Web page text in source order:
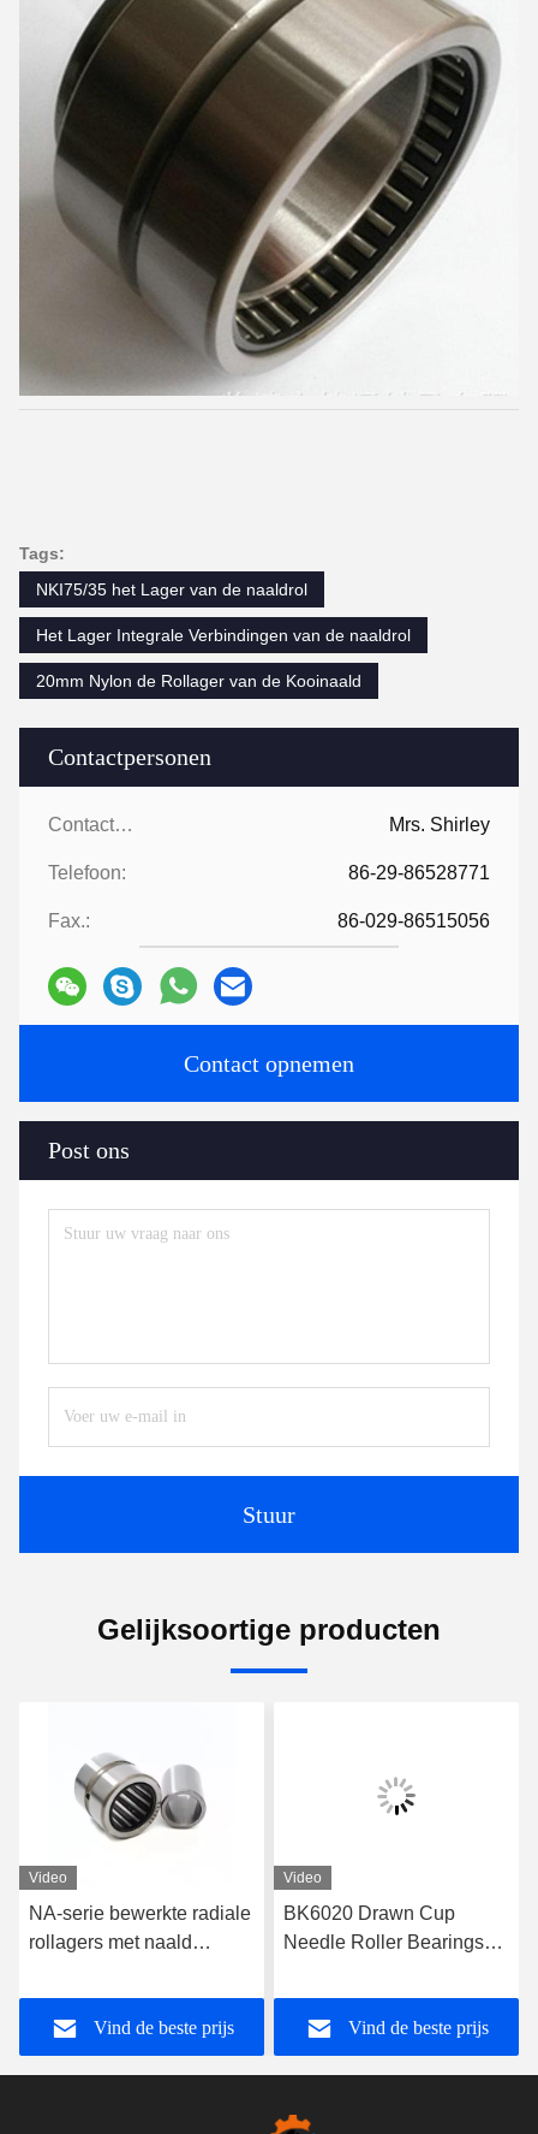
Contactpersonen
Contactpersonen: Mrs. Shirley
Telefoon: 86-29-86528771
Fax.: 86-029-86515056
Contact opnemen
Post ons
Stuur
Tags:
NKI75/35 het Lager van de naaldrol
Het Lager Integrale Verbindingen van de naaldrol
20mm Nylon de Rollager van de Kooinaald
Gelijksoortige producten
Video
NA-serie bewerkte radiale
rollagers met naald
ring voor optimale
belastingverdeling
Vind de beste prijs
Video
BK6020 Drawn Cup
Needle Roller Bearings
van P4
Vind de beste prijs